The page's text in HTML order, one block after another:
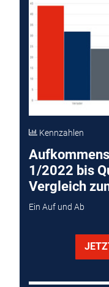
Kennzahlen
1/2022 bis
Vergleich
Ein Auf und Ab